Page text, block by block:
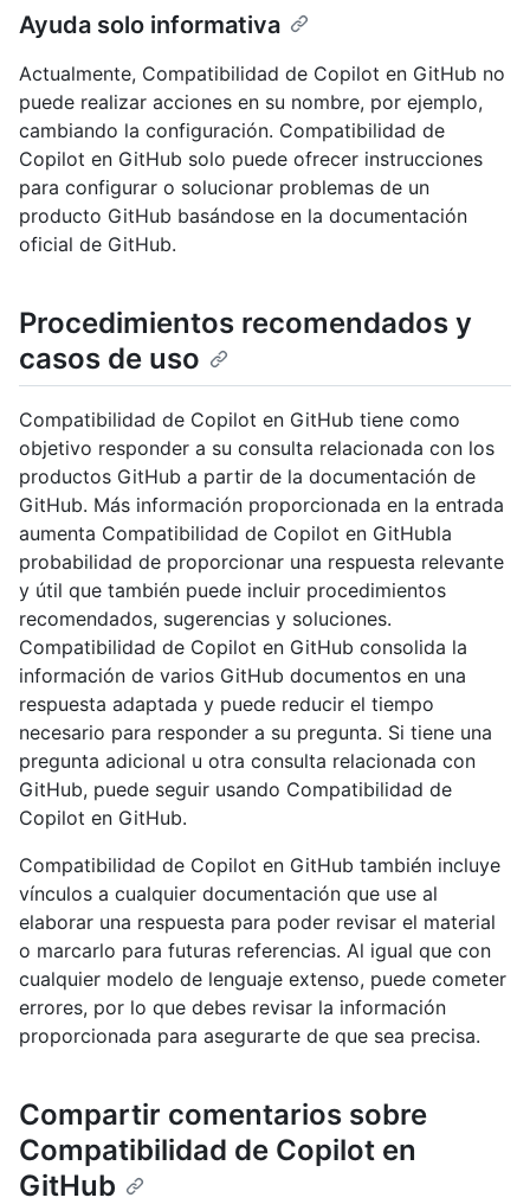
Ayuda solo informativa
Actualmente, Compatibilidad de Copilot en GitHub no
puede realizar acciones en su nombre, por ejemplo,
cambiando la configuración. Compatibilidad de
Copilot en GitHub solo puede ofrecer instrucciones
para configurar o solucionar problemas de un
producto GitHub basándose en la documentación
oficial de GitHub.
Procedimientos recomendados y
casos de uso
Compatibilidad de Copilot en GitHub tiene como
objetivo responder a su consulta relacionada con los
productos GitHub a partir de la documentación de
GitHub. Más información proporcionada en la entrada
aumenta Compatibilidad de Copilot en GitHubla
probabilidad de proporcionar una respuesta relevante
y útil que también puede incluir procedimientos
recomendados, sugerencias y soluciones.
Compatibilidad de Copilot en GitHub consolida la
información de varios GitHub documentos en una
respuesta adaptada y puede reducir el tiempo
necesario para responder a su pregunta. Si tiene una
pregunta adicional u otra consulta relacionada con
GitHub, puede seguir usando Compatibilidad de
Copilot en GitHub.
Compatibilidad de Copilot en GitHub también incluye
vínculos a cualquier documentación que use al
elaborar una respuesta para poder revisar el material
o marcarlo para futuras referencias. Al igual que con
cualquier modelo de lenguaje extenso, puede cometer
errores, por lo que debes revisar la información
proporcionada para asegurarte de que sea precisa.
Compartir comentarios sobre
Compatibilidad de Copilot en
GitHub